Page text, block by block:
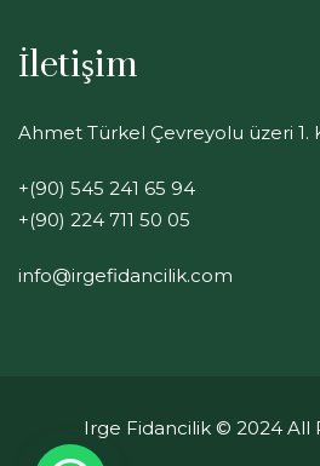
İletişim
Ahmet Türkel Çevreyolu üzeri 1.
+(90) 545 241 65 94
+(90) 224 711 50 05
info@irgefidancilik.com
Irge Fidancilik © 2024 All